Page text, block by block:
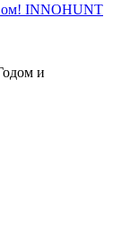
INNOHUNT
и